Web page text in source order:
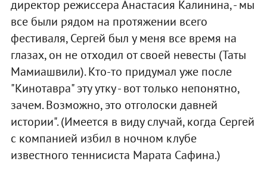
директор режиссера Анастасия Калинина, - мы
все были рядом на протяжении всего
фестиваля, Сергей был у меня все время на
глазах, он не отходил от своей невесты (Таты
Мамиашвили). Кто-то придумал уже после
"Кинотавра" эту утку - вот только непонятно,
зачем. Возможно, это отголоски давней
истории". (Имеется в виду случай, когда Сергей
с компанией избил в ночном клубе
известного теннисиста Марата Сафина.)